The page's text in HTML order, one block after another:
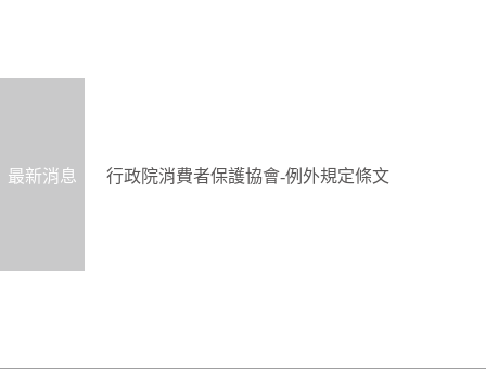
最新消息 行政院消費者保護協會-例外規定條文